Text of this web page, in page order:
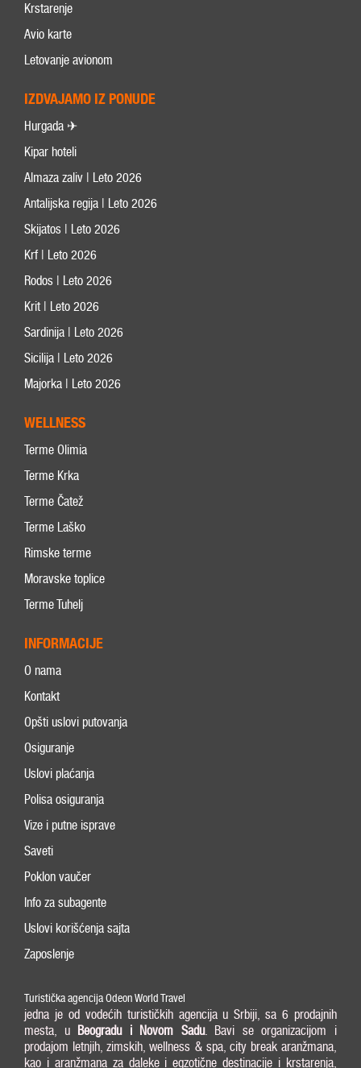
Krstarenje
Avio karte
Letovanje avionom
IZDVAJAMO IZ PONUDE
Hurgada ✈
Kipar hoteli
Almaza zaliv | Leto 2026
Antalijska regija | Leto 2026
Skijatos | Leto 2026
Krf | Leto 2026
Rodos | Leto 2026
Krit | Leto 2026
Sardinija | Leto 2026
Sicilija | Leto 2026
Majorka | Leto 2026
WELLNESS
Terme Olimia
Terme Krka
Terme Čatež
Terme Laško
Rimske terme
Moravske toplice
Terme Tuhelj
INFORMACIJE
O nama
Kontakt
Opšti uslovi putovanja
Osiguranje
Uslovi plaćanja
Polisa osiguranja
Vize i putne isprave
Saveti
Poklon vaučer
Info za subagente
Uslovi korišćenja sajta
Zaposlenje
Turistička agencija Odeon World Travel
jedna je od vodećih turističkih agencija u Srbiji, sa 6 prodajnih
mesta, u Beogradu i Novom Sadu. Bavi se organizacijom i
prodajom letnjih, zimskih, wellness & spa, city break aranžmana,
kao i aranžmana za daleke i egzotične destinacije i krstarenja,